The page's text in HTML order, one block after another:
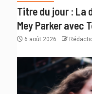
Titre du jour : La
Mey Parker avec
6 août 2026